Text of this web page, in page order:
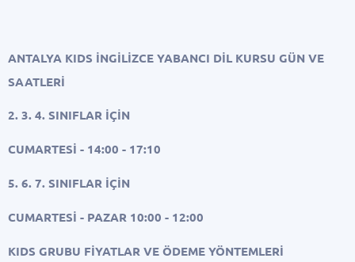
ANTALYA KIDS İNGİLİZCE YABANCI DİL KURSU GÜN VE
SAATLERİ
2. 3. 4. SINIFLAR İÇİN
CUMARTESİ - 14:00 - 17:10
5. 6. 7. SINIFLAR İÇİN
CUMARTESİ - PAZAR 10:00 - 12:00
KIDS GRUBU FİYATLAR VE ÖDEME YÖNTEMLERİ